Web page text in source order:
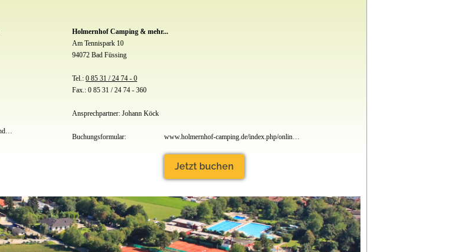
www.facebook.com/HolmernhofCampingUndMehr/
Holmernhof Camping & mehr...
Am Tennispark 10
94072 Bad Füssing
Tel.: 0 85 31 / 24 74 - 0
Fax.: 0 85 31 / 24 74 - 360
Ansprechpartner: Johann Köck
Buchungsformular: www.holmernhof-camping.de/index.php/onlinebuchung
Jetzt buchen